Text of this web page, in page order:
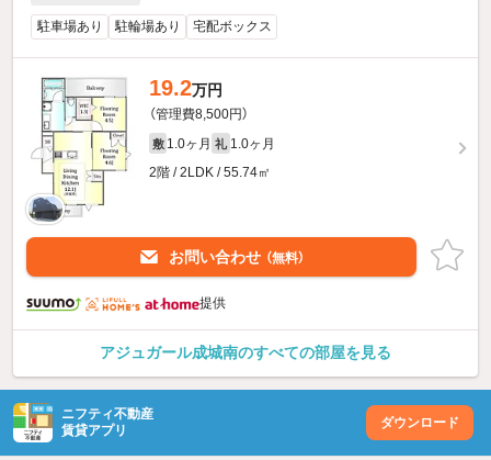
駐車場あり 駐輪場あり 宅配ボックス
19.2万円
（管理費8,500円）
敷 1.0ヶ月 礼 1.0ヶ月
2階 / 2LDK / 55.74㎡
お問い合わせ （無料）
提供
アジュガール成城南のすべての部屋を見る
ニフティ不動産
賃貸アプリ
ダウンロード